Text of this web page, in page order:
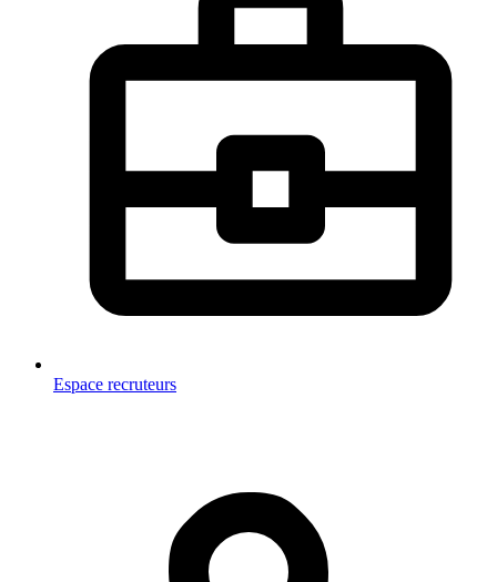
Espace recruteurs